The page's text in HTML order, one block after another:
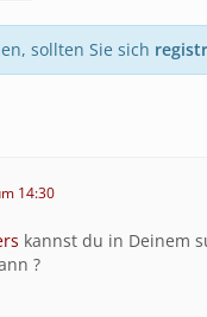
sollten Sie sich
14:30
kannst du in Deinem
?